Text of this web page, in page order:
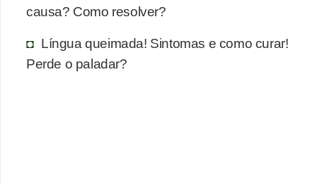
causa? Como resolver?
Língua queimada! Sintomas e como curar!
Perde o paladar?
e